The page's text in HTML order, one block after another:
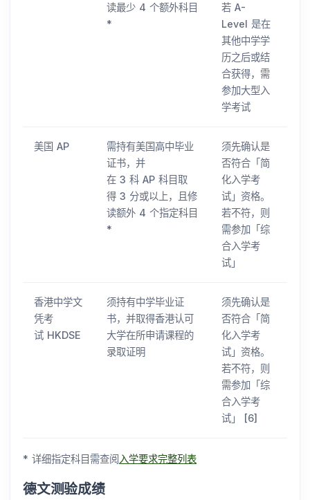
读最少 4 个额外科目
*
若 A-
Level 是在
其他中学学
历之后或结
合获得，需
参加大型入
学考试
美国 AP
需持有美国高中毕业
证书，并
在 3 科 AP 科目取
得 3 分或以上，且修
读额外 4 个指定科目
*
须先确认是
否符合「简
化入学考
试」资格。
若不符，则
需参加「综
合入学考
试」
香港中学文
凭考
试 HKDSE
须持有中学毕业证
书，并取得香港认可
大学在所申请课程的
录取证明
须先确认是
否符合「简
化入学考
试」资格。
若不符，则
需参加「综
合入学考
试」 [6]
* 详细指定科目需查阅 入学要求完整列表
德文测验成绩